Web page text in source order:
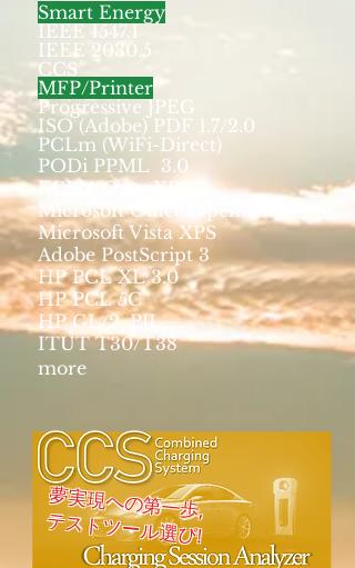
Smart Energy
IEEE 1547.1
IEEE 2030.5
CCS
MFP/Printer
Progressive JPEG
ISO (Adobe) PDF 1.7/2.0
PCLm (WiFi-Direct)
PODi PPML 3.0
ECMA OpenXPS
Microsoft Office OpenXML
Microsoft Vista XPS
Adobe PostScript 3
HP PCL XL 3.0
HP PCL 5C
HP GL/2, PJL
ITUT T30/T38
more
夢実現への第一歩,
​テストツール選び!